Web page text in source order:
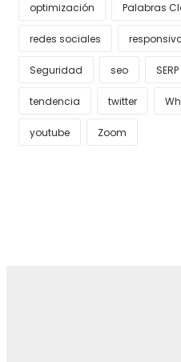
optimización Palabras
redes sociales
Seguridad seo SERP
tendencia twitter
youtube Zoom